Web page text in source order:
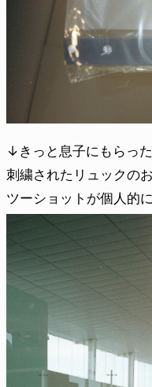
↓きっと息子にもらっ
刺繍されたリュックの
ツーショットが個人的